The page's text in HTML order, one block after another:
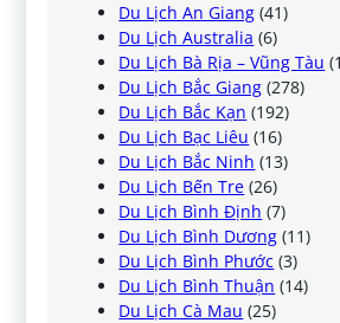
Du Lịch An Giang (41)
Du Lịch Australia (6)
Du Lịch Bà Rịa – Vũng Tàu
Du Lịch Bắc Giang (278)
Du Lịch Bắc Kạn (192)
Du Lịch Bạc Liêu (16)
Du Lịch Bắc Ninh (13)
Du Lịch Bến Tre (26)
Du Lịch Bình Định (7)
Du Lịch Bình Dương (11)
Du Lịch Bình Phước (3)
Du Lịch Bình Thuận (14)
Du Lịch Cà Mau (25)